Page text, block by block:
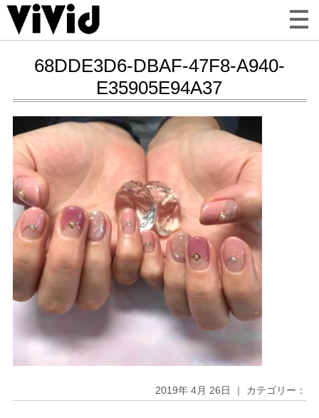
68DDE3D6-DBAF-47F8-A940-
E35905E94A37
2019年 4月 26日 ｜ カテゴリー：